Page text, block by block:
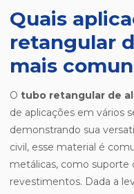
Quais
retangular
mais
O tubo retangular de
de aplicações em vários
demonstrando sua
civil, esse material é
metálicas, como suporte
revestimentos. Dada a